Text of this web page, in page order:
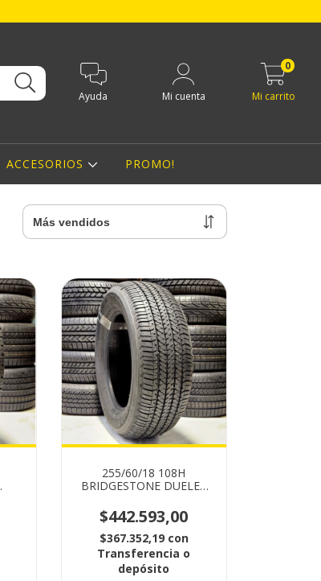
Ayuda Mi cuenta Mi carrito
0
ACCESORIOS PROMO!
255/60/18 108H
BRIDGESTONE DUELER
$442.593,00
$367.352,19 con
Transferencia o
depósito